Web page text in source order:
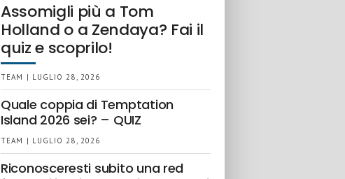
Assomigli più a Tom
Holland o a Zendaya? Fai il
quiz e scoprilo!
TEAM | LUGLIO 28, 2026
Quale coppia di Temptation
Island 2026 sei? – QUIZ
TEAM | LUGLIO 28, 2026
Riconosceresti subito una red